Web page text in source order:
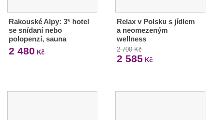
Rakouské Alpy: 3* hotel
se snídaní nebo
polopenzí, sauna
2 480 Kč
Relax v Polsku s jídlem
a neomezeným
wellness
2 700 Kč
2 585 Kč